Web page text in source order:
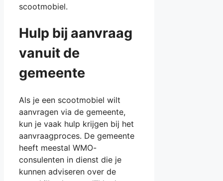
scootmobiel.
Hulp bij aanvraag
vanuit de
gemeente
Als je een scootmobiel wilt
aanvragen via de gemeente,
kun je vaak hulp krijgen bij het
aanvraagproces. De gemeente
heeft meestal WMO-
consulenten in dienst die je
kunnen adviseren over de